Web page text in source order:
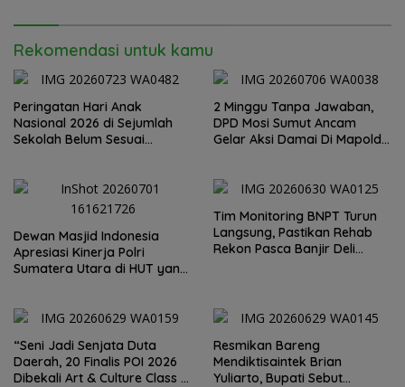
Rekomendasi untuk kamu
Peringatan Hari Anak
Nasional 2026 di Sejumlah
Sekolah Belum Sesuai
2 Minggu Tanpa Jawaban,
DPD Mosi Sumut Ancam
Gelar Aksi Damai Di Mapolda
Sumut Irjen Whisnu
Dewan Masjid Indonesia
Apresiasi Kinerja Polri
Sumatera Utara di HUT yang
Tim Monitoring BNPT Turun
Langsung, Pastikan Rehab
Rekon Pasca Banjir Deli
“Seni Jadi Senjata Duta
Daerah, 20 Finalis POI 2026
Dibekali Art & Culture Class di
Resmikan Bareng
Mendiktisaintek Brian
Yuliarto, Bupati Sebut